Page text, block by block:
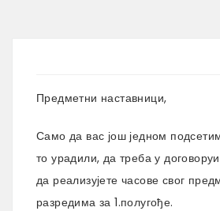
Предметни наставници,
Само да вас још једном
то урадили, да треба у
да реализујете часове свог
разредима за 1.полугође.